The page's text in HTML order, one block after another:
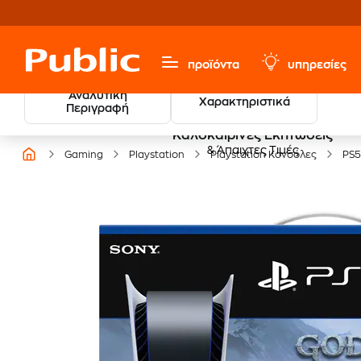
προϊόντα υπηρεσίες
Αναλυτική
Περιγραφή
Χαρακτηριστικά
Καλοκαιρινές Εκπτώσεις
& Άπαιχτες Τιμές
Gaming Playstation Playstation Κονσόλες PS5